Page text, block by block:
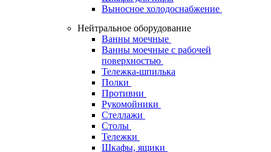
Выносное холодоснабжение
Нейтральное оборудование
Ванны моечные
Ванны моечные с рабочей
поверхностью
Тележка-шпилька
Полки
Противни
Рукомойники
Стеллажи
Столы
Тележки
Шкафы, ящики